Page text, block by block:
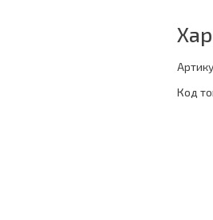
Код